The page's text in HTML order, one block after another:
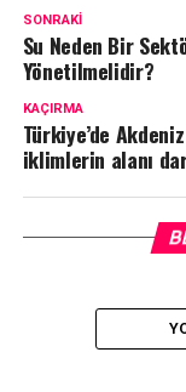
SONRAKI
Su Neden Bir
Yönetilmelidir?
KAÇIRMA
Türkiye’de
iklimlerin alanı